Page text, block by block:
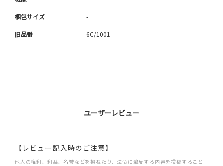
梱包サイズ -
旧品番 6C/1001
ユーザーレビュー
【レビュー記入時のご注意】
他人の権利、利益、名誉などを損ねたり、法令に違反する内容を投稿すること